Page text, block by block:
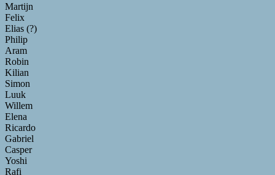
Martijn
Felix
Elias (?)
Philip
Aram
Robin
Kilian
Simon
Luuk
Willem
Elena
Ricardo
Gabriel
Casper
Yoshi
Rafi